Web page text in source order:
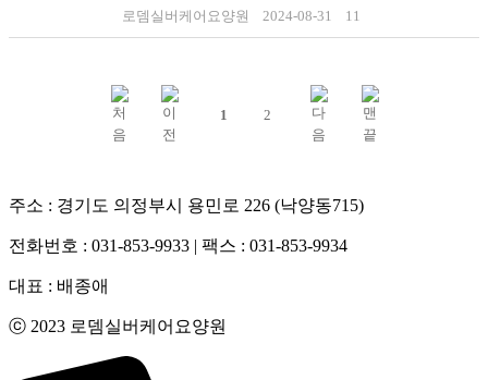
로뎀실버케어요양원
2024-08-31 11
1 2
주소 : 경기도 의정부시 용민로 226 (낙양동715)
전화번호 : 031-853-9933 | 팩스 : 031-853-9934
대표 : 배종애
ⓒ 2023 로뎀실버케어요양원